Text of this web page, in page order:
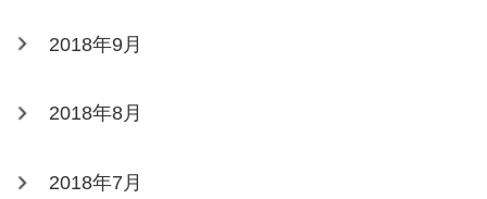
2018年9月
2018年8月
2018年7月